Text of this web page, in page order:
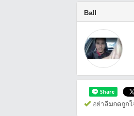
Ball
อย่าลืมกดถูกใ